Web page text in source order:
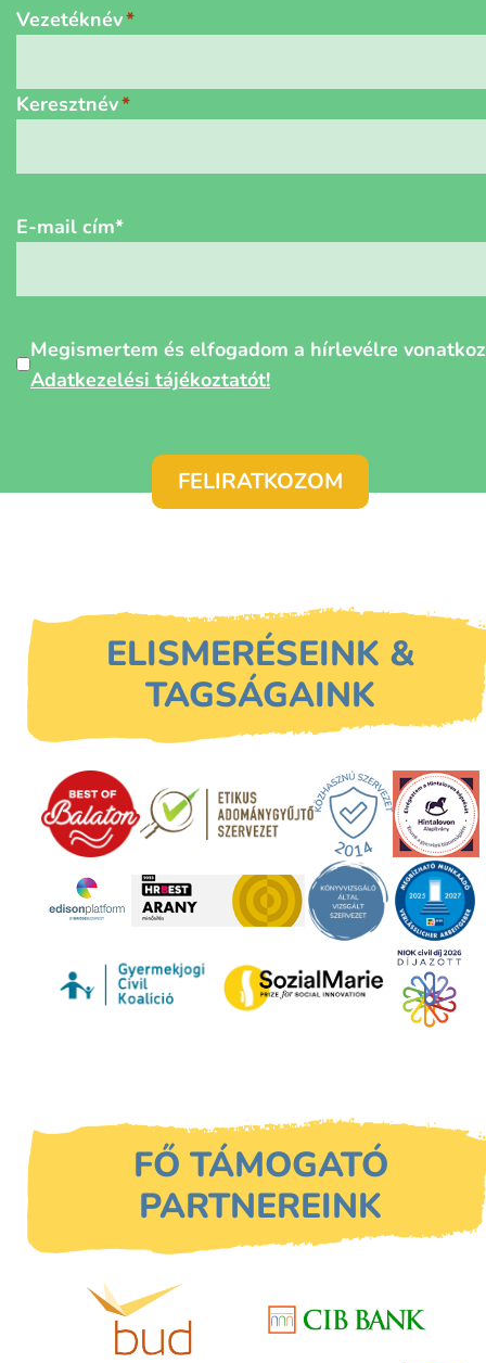
Név*
Vezetéknév
Keresztnév
E-mail cím*
Személyes
adatok
Megismertem és elfogadom a hírlevélre
Adatkezelési tájékoztatót!
ELISMERÉSEINK &
TAGSÁGAINK
FŐ TÁMOGATÓ
PARTNEREINK